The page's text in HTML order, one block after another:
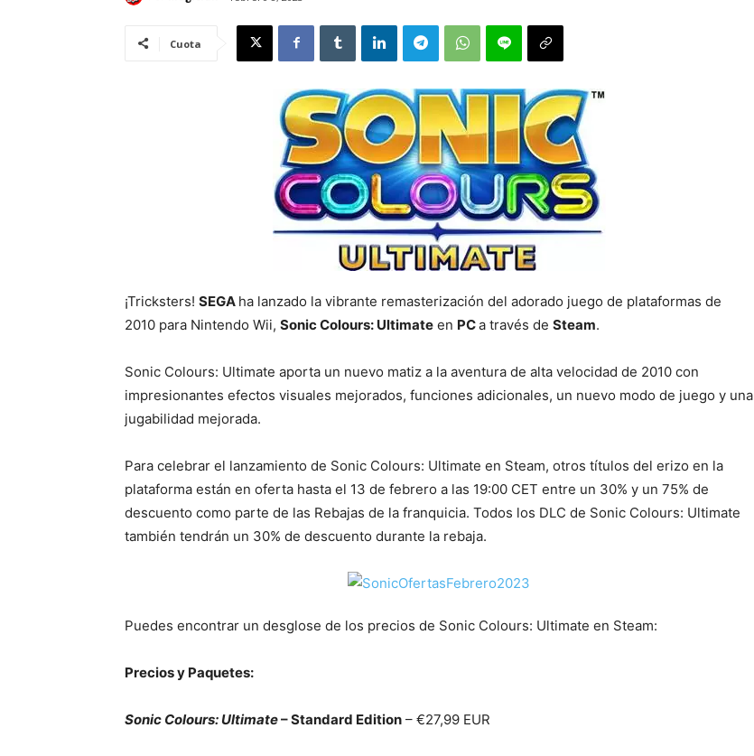
Cuota
¡Tricksters! SEGA ha lanzado la vibrante remasterización del adorado juego de plataformas de
2010 para Nintendo Wii, Sonic Colours: Ultimate en PCa través de Steam.
Sonic Colours: Ultimate aporta un nuevo matiz a la aventura de alta velocidad de 2010 con
impresionantes efectos visuales mejorados, funciones adicionales, un nuevo modo de juego y una
jugabilidad mejorada.
Para celebrar el lanzamiento de Sonic Colours: Ultimate en Steam, otros títulos del erizo en la
plataforma están en oferta hasta el 13 de febrero a las 19:00 CET entre un 30% y un 75% de
descuento como parte de las Rebajas de la franquicia. Todos los DLC de Sonic Colours: Ultimate
también tendrán un 30% de descuento durante la rebaja.
Puedes encontrar un desglose de los precios de Sonic Colours: Ultimate en Steam:
Precios y Paquetes:
Sonic Colours: Ultimate– Standard Edition – €27,99 EUR